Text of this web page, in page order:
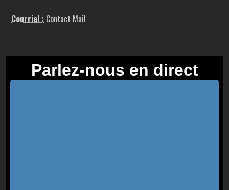
Courriel : Contact Mail